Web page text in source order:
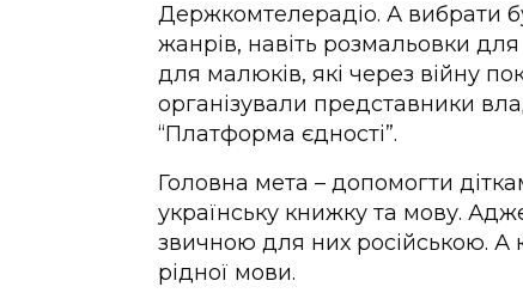
Держкомтелерадіо. А вибрати
жанрів, навіть розмальовки
для малюків, які через війну
організували представники
“Платформа єдності”.
Головна мета – допомогти
українську книжку та мову.
звичною для них російською.
рідної мови.